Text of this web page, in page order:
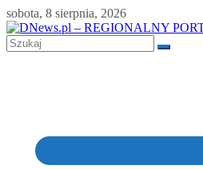
Skip
to
content
sobota, 8 sierpnia, 2026